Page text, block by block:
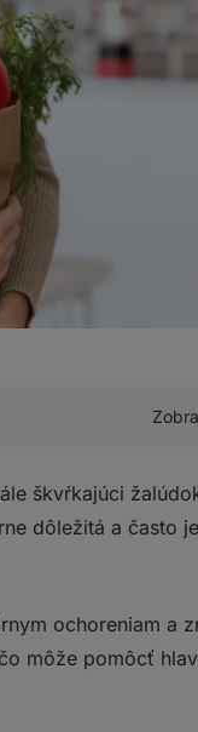
škvŕkajúci
dôležitá a často
ochoreniam a
môže pomôcť